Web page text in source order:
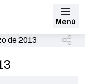
Menú
de 2013